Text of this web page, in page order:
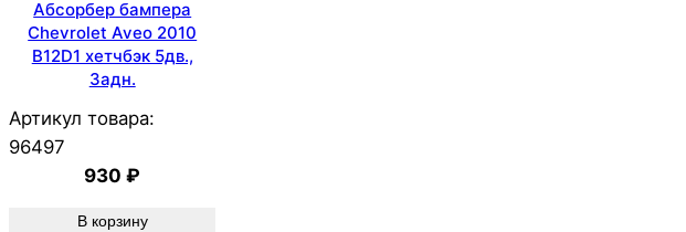
Абсорбер бампера
Chevrolet Aveo 2010
B12D1 хетчбэк 5дв.,
Задн.
Артикул товара:
96497
930₽
В корзину